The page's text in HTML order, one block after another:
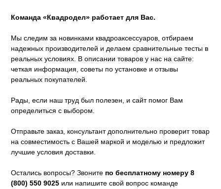
Команда «Квадродел» работает для Вас.
Мы следим за новинками квадроаксессуаров, отбираем
надежных производителей и делаем сравнительные тесты в
реальных условиях. В описании товаров у нас на сайте:
четкая информация, советы по установке и отзывы
реальных покупателей.
Рады, если наш труд был полезен, и сайт помог Вам
определиться с выбором.
Отправьте заказ, консультант дополнительно проверит товар
на совместимость с Вашей маркой и моделью и предложит
лучшие условия доставки.
Остались вопросы? Звоните по бесплатному номеру 8
(800) 550 9025 или напишите свой вопрос команде